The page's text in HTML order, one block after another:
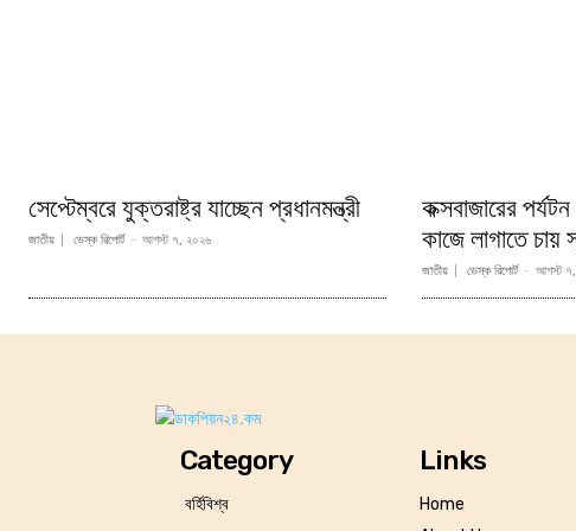
সেপ্টেম্বরে যুক্তরাষ্ট্র যাচ্ছেন প্রধানমন্ত্রী
জাতীয় ডেস্ক রিপোর্ট - আগস্ট ৭, ২০২৬
কক্সবাজারের পর্যটন
কাজে লাগাতে চায়
জাতীয় ডেস্ক রিপোর্ট - আগস্ট
Category
বর্হিবিশ্ব
Links
Home